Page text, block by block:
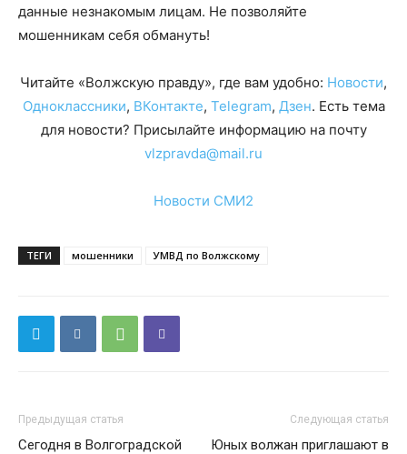
данные незнакомым лицам. Не позволяйте
мошенникам себя обмануть!
Читайте «Волжскую правду», где вам удобно: Новости,
Одноклассники, ВКонтакте, Telegram, Дзен. Есть тема
для новости? Присылайте информацию на почту
vlzpravda@mail.ru
Новости СМИ2
ТЕГИ мошенники УМВД по Волжскому
Предыдущая статья
Сегодня в Волгоградской
Следующая статья
Юных волжан приглашают в